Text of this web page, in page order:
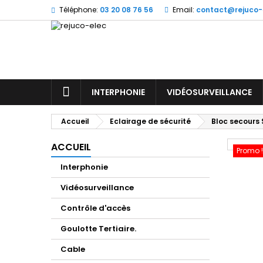
Téléphone: 03 20 08 76 56 Email:
ACCUEILINTERPHONIE VIDÉOSURVEILLANCE
Accueil Eclairage de sécurité Bloc secours
ACCUEIL
Interphonie
Vidéosurveillance
Contrôle d'accès
Goulotte Tertiaire.
Cable
Promo !